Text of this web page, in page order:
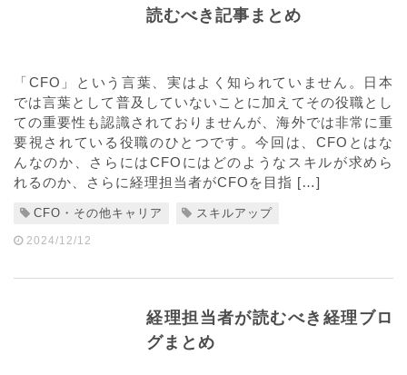
読むべき記事まとめ
「CFO」という言葉、実はよく知られていません。日本
では言葉として普及していないことに加えてその役職とし
ての重要性も認識されておりませんが、海外では非常に重
要視されている役職のひとつです。今回は、CFOとはな
んなのか、さらにはCFOにはどのようなスキルが求めら
れるのか、さらに経理担当者がCFOを目指 […]
CFO・その他キャリア スキルアップ
2024/12/12
経理担当者が読むべき経理ブロ
グまとめ